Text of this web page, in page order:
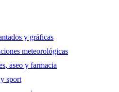
y gráficas
meteorológicas
aseo y farmacia
sport